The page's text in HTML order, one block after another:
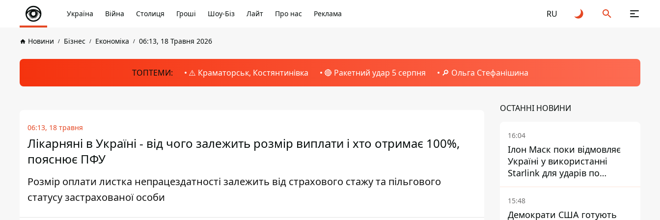
Україна Війна Столиця Гроші Шоу-Біз Лайт Про нас Реклама RU
Новини Бізнес Економіка 06:13, 18 Травня 2026
ТОПТЕМИ: ⚠️ Краматорськ, Костянтинівка 🔴 Ракетний удар 5 серпня 🔎 Ольга Стефанішина
06:13, 18 травня
Лікарняні в Україні - від чого залежить розмір виплати і хто отримає 100%,
пояснює ПФУ
Розмір оплати листка непрацездатності залежить від страхового стажу та пільгового
статусу застрахованої особи
ОСТАННІ НОВИНИ
16:04
Ілон Маск поки відмовляє
Україні у використанні
Starlink для ударів по
території Росії – ЗМІ
15:48
Демократи США готують